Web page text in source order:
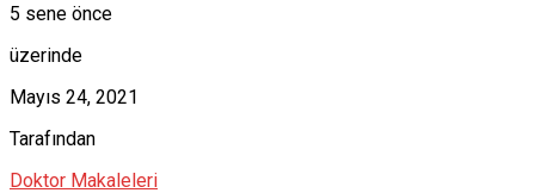
5 sene önce
üzerinde
Mayıs 24, 2021
Tarafından
Doktor Makaleleri